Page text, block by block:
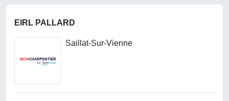
EIRL PALLARD
Saillat-Sur-Vienne